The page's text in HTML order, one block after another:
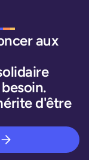
aux
d'être